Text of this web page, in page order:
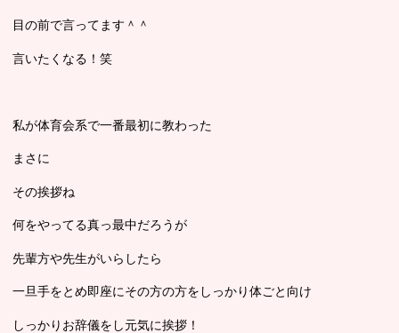
目の前で言ってます＾＾
言いたくなる！笑
私が体育会系で一番最初に教わった
まさに
その挨拶ね
何をやってる真っ最中だろうが
先輩方や先生がいらしたら
一旦手をとめ即座にその方の方をしっかり体ごと向け
しっかりお辞儀をし元気に挨拶！